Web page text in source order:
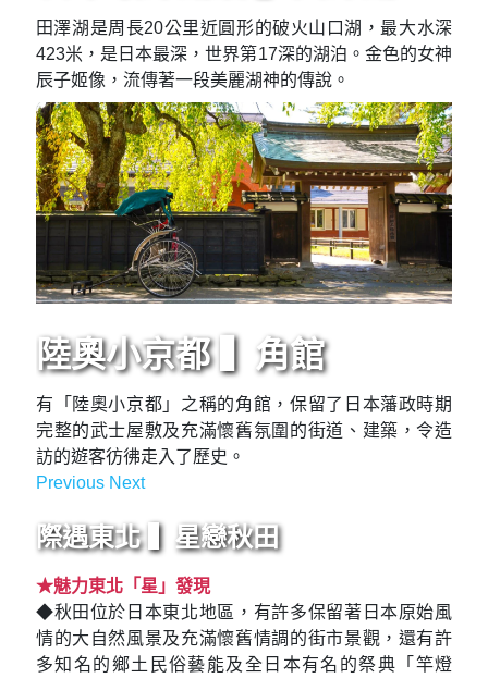
田澤湖是周長20公里近圓形的破火山口湖，最大水深
423米，是日本最深，世界第17深的湖泊。金色的女神
辰子姬像，流傳著一段美麗湖神的傳說。
陸奧小京都 ▍角館
有「陸奧小京都」之稱的角館，保留了日本藩政時期
完整的武士屋敷及充滿懷舊氛圍的街道、建築，令造
訪的遊客彷彿走入了歷史。
Previous Previous
NextNext
際遇東北 ▍星戀秋田
★魅力東北「星」發現
◆秋田位於日本東北地區，有許多保留著日本原始風
情的大自然風景及充滿懷舊情調的街市景觀，還有許
多知名的鄉土民俗藝能及全日本有名的祭典「竿燈